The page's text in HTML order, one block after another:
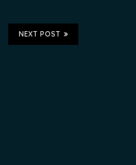
NEXT POST